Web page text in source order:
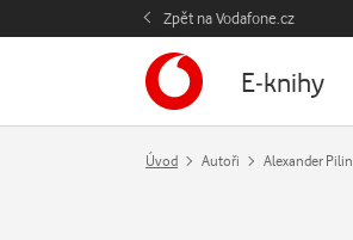
Zpět na Vodafone.cz
E-knihy
Úvod Autoři Alexander Pilin